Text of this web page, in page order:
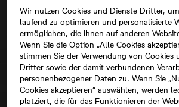
Um diese Karte ansehen zu
aktivieren Sie bitte die
den Cookie-
Wir nutzen Cookies und Dienste Dritter,
laufend zu optimieren und personalisierte
ermöglichen, die Ihnen auf anderen
Wenn Sie die Option „Alle Cookies
stimmen Sie der Verwendung von Cookies
Dritter sowie der damit verbundenen
personenbezogener Daten zu. Wenn Sie
Cookies akzeptieren“ auswählen, werden
platziert, die für das Funktionieren der